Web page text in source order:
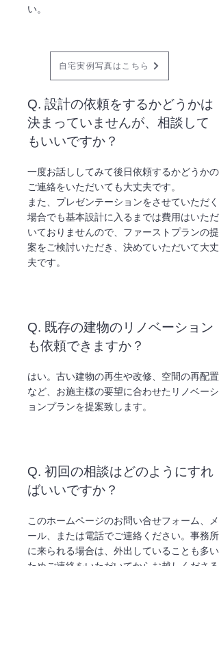
い。
Q. 設計の依頼をするかどうかは
決まっていませんが、相談して
もいいですか？
一度お話ししてみて後日依頼するかどうかの
ご連絡をいただいても大丈夫です。
また、プレゼンテーションをさせていただく
場合でも基本設計に入るまでは費用はいただ
いておりませんので、ファーストプランの提
案をご検討いただき、決めていただいて大丈
夫です。
Q. 既存の建物のリノベーション
も依頼できますか？
​はい。古い建物の再生や改修、空間の再配置
など、お施主様の要望に合わせたリノベーシ
ョンプランを提案致します。
Q. 初回の相談はどのようにすれ
ばいいですか？
このホームページのお問い合せフォーム、メ
ール、または電話でご連絡ください。事務所
に来られる場合は、外出していることも多い
ためご連絡をいただいてからお越しくださる
自宅実例写真はこちら